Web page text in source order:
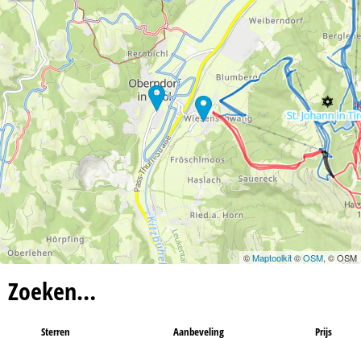
a
©Maptoolkit©OSM, © OSM
Zoeken…
Sterren Aanbeveling Prijs